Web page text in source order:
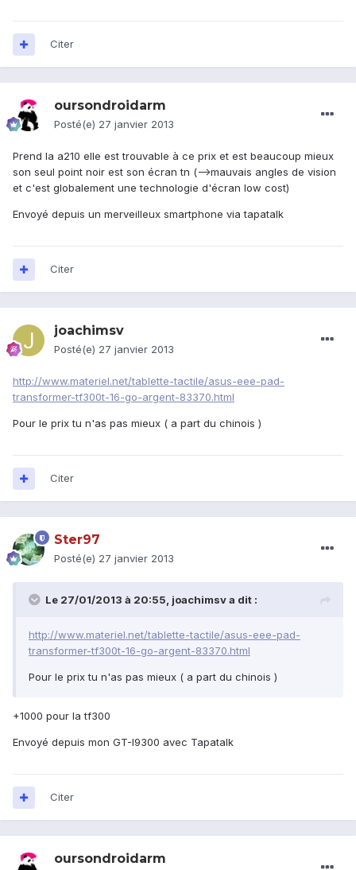
Citer
oursondroidarm
Posté(e) 27 janvier 2013
Prend la a210 elle est trouvable à ce prix et est beaucoup mieux
son seul point noir est son écran tn (-->mauvais angles de vision
et c'est globalement une technologie d'écran low cost)
Envoyé depuis un merveilleux smartphone via tapatalk
Citer
joachimsv
Posté(e) 27 janvier 2013
http://www.materiel.net/tablette-tactile/asus-eee-pad-
transformer-tf300t-16-go-argent-83370.html
Pour le prix tu n'as pas mieux ( a part du chinois )
Citer
Ster97
Posté(e) 27 janvier 2013
Le 27/01/2013 à 20:55, joachimsv a dit :
http://www.materiel.net/tablette-tactile/asus-eee-pad-
transformer-tf300t-16-go-argent-83370.html
Pour le prix tu n'as pas mieux ( a part du chinois )
+1000 pour la tf300
Envoyé depuis mon GT-I9300 avec Tapatalk
Citer
oursondroidarm